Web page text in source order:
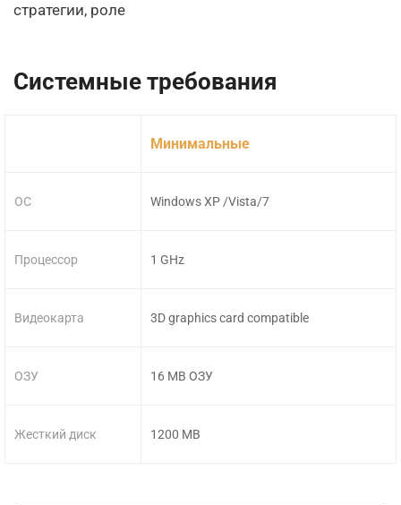
стратегии, роле
Системные требования
ОС
Процессор
Видеокарта
ОЗУ
Жесткий диск
Минимальные
Windows XP /Vista/7
1 GHz
3D graphics card compatible
16 MB ОЗУ
1200 MB